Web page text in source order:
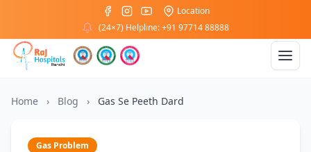
Location
(24×7) Helpline: +91 97714 88888
Home › Blog › Gas Se Peeth Dard
Gas Problem